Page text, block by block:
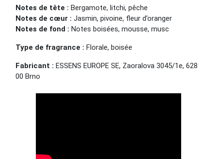
Notes de tête : Bergamote, litchi, pêche
Notes de cœur : Jasmin, pivoine, fleur d’oranger
Notes de fond : Notes boisées, mousse, musc
Type de fragrance : Florale, boisée
Fabricant : ESSENS EUROPE SE, Zaoralova 3045/1e, 628
00 Brno